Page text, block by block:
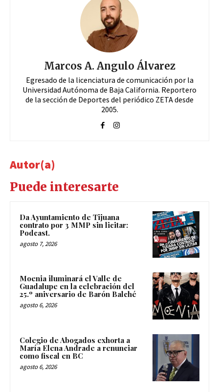
Marcos A. Angulo Álvarez
Egresado de la licenciatura de comunicación por la
Universidad Autónoma de Baja California. Reportero
de la sección de Deportes del periódico ZETA desde
2005.
Autor(a)
Puede interesarte
Da Ayuntamiento de Tijuana
contrato por 3 MMP sin licitar:
Podcast.
agosto 7, 2026
Moenia iluminará el Valle de
Guadalupe en la celebración del
25.º aniversario de Barón Balché
agosto 6, 2026
Colegio de Abogados exhorta a
María Elena Andrade a renunciar
como fiscal en BC
agosto 6, 2026